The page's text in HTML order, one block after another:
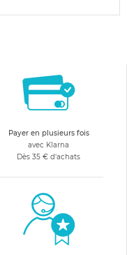
Payer en plusieurs fois
avec Klarna
Dès 35 € d'achats